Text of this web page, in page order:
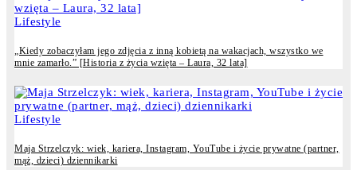
Lifestyle
„Kiedy zobaczyłam jego zdjęcia z inną kobietą na wakacjach, wszystko we
mnie zamarło.” [Historia z życia wzięta – Laura, 32 lata]
Lifestyle
Maja Strzelczyk: wiek, kariera, Instagram, YouTube i życie prywatne (partner,
mąż, dzieci) dziennikarki